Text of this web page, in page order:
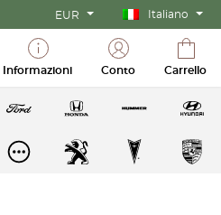
EUR Italiano
Informazioni Conto Carrello